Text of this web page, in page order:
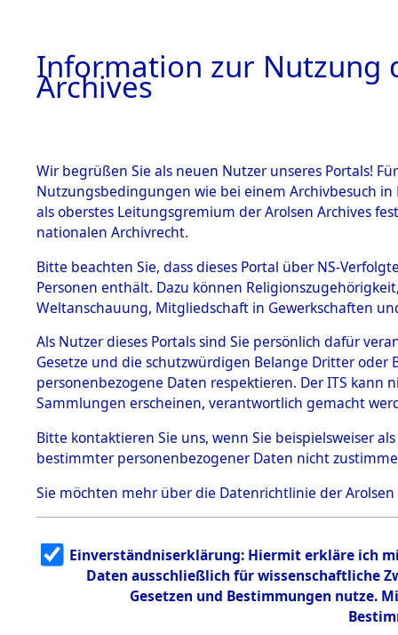
BESTÄNDE
1.
Inhaftierungsdoku
mente
1.2.9 Beim ITS
Effekten
1.2.9.1
Effekten aus
dem KZ
Dachau
1.2.9.2
Effekten aus
dem KZ
Bayerisches
1.2.9.3
Effekten aus
dem KZ
Neuengamm
0009
Einen Kommentar
Information zur Nutzung
Archives
Wir begrüßen Sie als neuen Nutzer unseres Portals!
Nutzungsbedingungen wie bei einem Archivbesuch
als oberstes Leitungsgremium der Arolsen Archives
nationalen Archivrecht.
Bitte beachten Sie, dass dieses Portal über NS-
Personen enthält. Dazu können
Weltanschauung, Mitgliedschaft in Gewerkschaften
Als Nutzer dieses Portals sind Sie persönlich dafür
Gesetze und die schutzwürdigen Belange Dritter
personenbezogene Daten respektieren. Der ITS
Sammlungen erscheinen, verantwortlich gemacht
Bitte kontaktieren Sie uns, wenn Sie beispielsweiser
bestimmter personenbezogener Daten nicht
Sie möchten mehr über die Datenrichtlinie der Arolsen
Einverständniserklärung: Hiermit erkläre ich
Daten ausschließlich für wissenschaftliche
Gesetzen und Bestimmungen nutze.